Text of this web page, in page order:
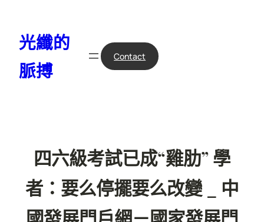
光纖的
脈搏
Contact
四六級考試已成“雞肋” 學
者：要么停擺要么改變 _ 中